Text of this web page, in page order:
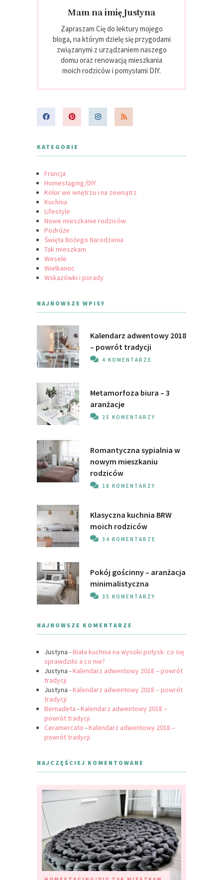
Mam na imię Justyna
Zapraszam Cię do lektury mojego
bloga, na którym dzielę się przygodami
związanymi z urządzaniem naszego
domu oraz renowacją mieszkania
moich rodziców i pomysłami DIY.
KATEGORIE
Francja
Homestaging/DIY
Kolor we wnętrzu i na zewnątrz
Kuchnia
Lifestyle
Nowe mieszkanie rodziców
Podróże
Święta Bożego Narodzenia
Tak mieszkam
Wesele
Wielkanoc
Wskazówki i porady
NAJNOWSZE WPISY
Kalendarz adwentowy 2018
– powrót tradycji
4 KOMENTARZE
Metamorfoza biura – 3
aranżacje
25 KOMENTARZY
Romantyczna sypialnia w
nowym mieszkaniu
rodziców
18 KOMENTARZY
Klasyczna kuchnia BRW
moich rodziców
34 KOMENTARZE
Pokój gościnny – aranżacja
minimalistyczna
35 KOMENTARZY
NAJNOWSZE KOMENTARZE
Justyna -Biała kuchnia na wysoki połysk: co się
sprawdziło a co nie?
Justyna -Kalendarz adwentowy 2018 – powrót
tradycji
Justyna -Kalendarz adwentowy 2018 – powrót
tradycji
Bernadeta -Kalendarz adwentowy 2018 –
powrót tradycji
Ceramercato -Kalendarz adwentowy 2018 –
powrót tradycji
NAJCZĘŚCIEJ KOMENTOWANE